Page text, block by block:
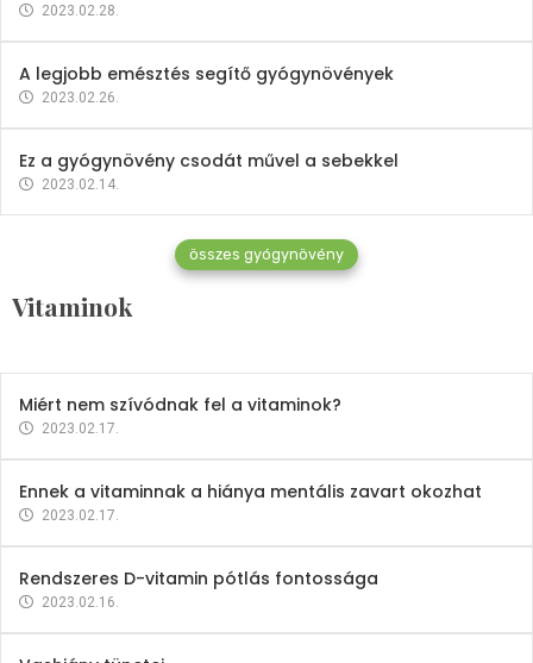
2023.02.28.
A legjobb emésztés segítő gyógynövények
2023.02.26.
Ez a gyógynövény csodát művel a sebekkel
2023.02.14.
összes gyógynövény
Vitaminok
Vitaminok
Mindent a B-12 vitaminról
2023.02.27.
Miért nem szívódnak fel a vitaminok?
2023.02.17.
Ennek a vitaminnak a hiánya mentális zavart okozhat
2023.02.17.
Rendszeres D-vitamin pótlás fontossága
2023.02.16.